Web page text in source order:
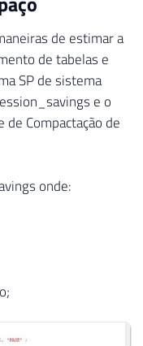
de estimar a
de tabelas e
SP de sistema
e o
Compactação de
onde: